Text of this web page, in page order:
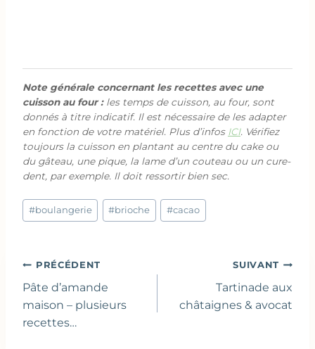
Note générale concernant les recettes avec une
cuisson au four :les temps de cuisson, au four, sont
donnés à titre indicatif. Il est nécessaire de les adapter
en fonction de votre matériel. Plus d’infos ICI. Vérifiez
toujours la cuisson en plantant au centre du cake ou
du gâteau, une pique, la lame d’un couteau ou un cure-
dent, par exemple. Il doit ressortir bien sec.
Étiquettes
de
#boulangerie #brioche #cacao
Navigation
de
l’article
PRÉCÉDENT
Pâte d’amande
maison – plusieurs
recettes…
SUIVANT
Tartinade aux
châtaignes & avocat